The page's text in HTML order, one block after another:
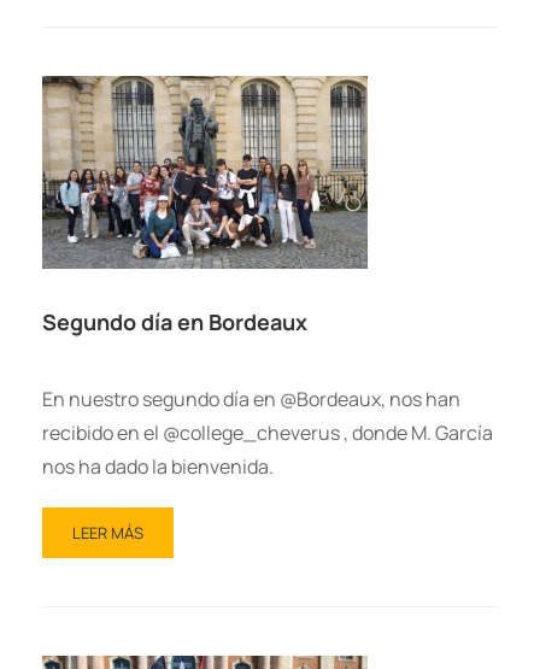
Segundo día en Bordeaux
En nuestro segundo día en @Bordeaux, nos han
recibido en el @college_cheverus , donde M. García
nos ha dado la bienvenida.
LEER MÁS